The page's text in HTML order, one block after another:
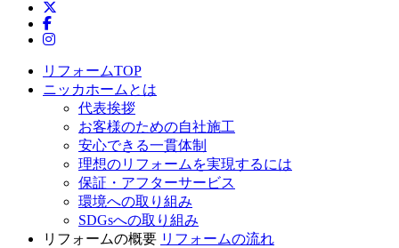
ニッカホーム公式Facebook
ニッカホーム公式Instagram
リフォームTOP
ニッカホームとは
代表挨拶
お客様のための自社施工
安心できる一貫体制
理想のリフォームを実現するには
保証・アフターサービス
環境への取り組み
SDGsへの取り組み
リフォームの概要 リフォームの流れ